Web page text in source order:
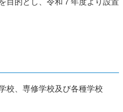
校、専修学校及び各種学校